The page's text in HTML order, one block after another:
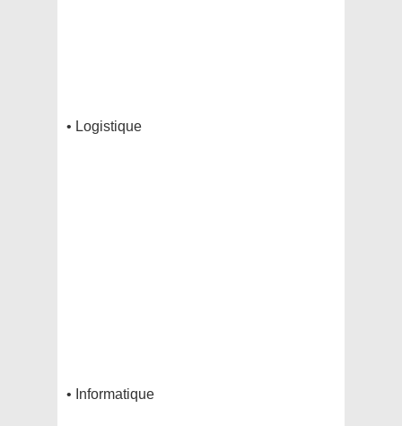
• Logistique
• Informatique